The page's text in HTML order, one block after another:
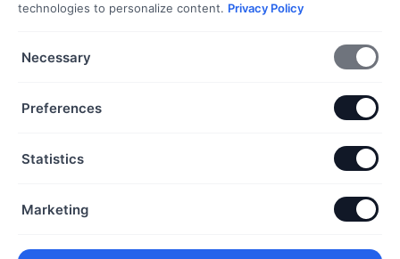
DOKUMENTUMOK
+36 70 432 6231
technologies to personalize content. Privacy Policy
Necessary
Preferences
Statistics
Marketing